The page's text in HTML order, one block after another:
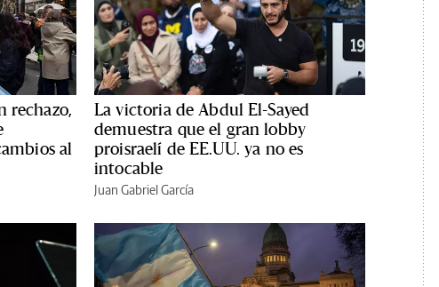
rechazo,
al
La victoria de Abdul El-Sayed
demuestra que el gran lobby
proisraelí de EE.UU. ya no es
intocable
Juan Gabriel García